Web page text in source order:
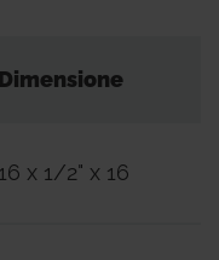
Dimensione
16 x 1/2" x 16